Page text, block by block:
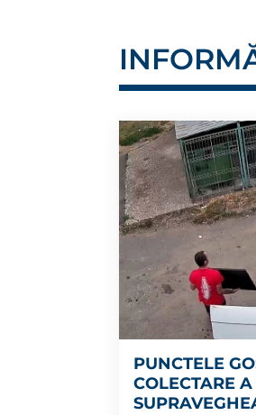
PUNCTELE
COLECTARE